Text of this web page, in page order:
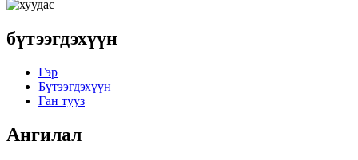
бүтээгдэхүүн
Гэр
Бүтээгдэхүүн
Ган тууз
Ангилал